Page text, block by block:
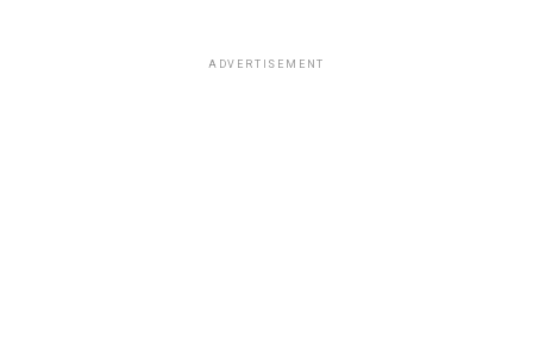
ADVERTISEMENT